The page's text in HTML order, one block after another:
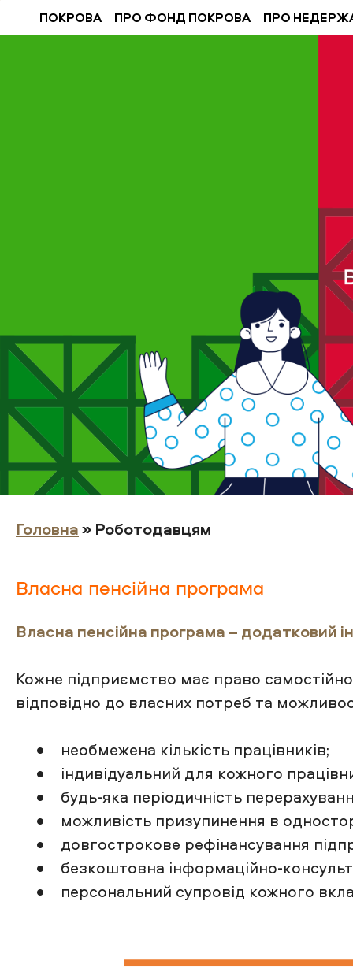
ПОКРОВА ПРО ФОНД ПОКРОВА ПРО
Головна» Роботодавцям
Власна пенсійна програма
Власна пенсійна програма – додатковий
Кожне підприємство має право
відповідно до власних потреб та
• необмежена кількість працівників;
• індивідуальний для кожного
• будь-яка періодичність
• можливість призупинення в
• довгострокове рефінансування
• безкоштовна інформаційно-
• персональний супровід кожного